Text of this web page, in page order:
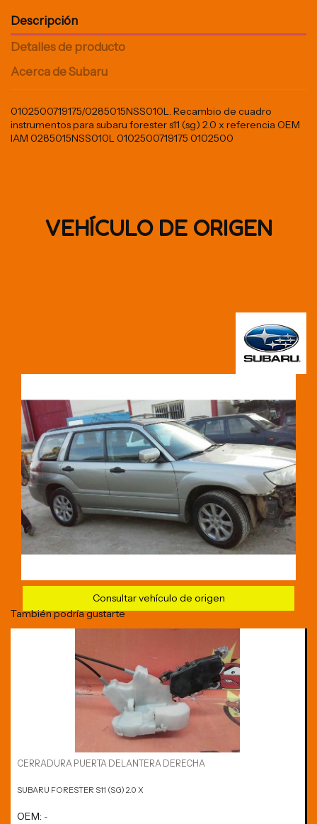
Descripción
Detalles de producto
Acerca de Subaru
0102500719175/0285015NSS010L. Recambio de cuadro
instrumentos para subaru forester s11 (sg) 2.0 x referencia OEM
IAM 0285015NSS010L 0102500719175 0102500
VEHÍCULO DE ORIGEN
Consultar vehículo de origen
También podría gustarte
CERRADURA PUERTA DELANTERA DERECHA
SUBARU FORESTER S11 (SG) 2.0 X
OEM: -